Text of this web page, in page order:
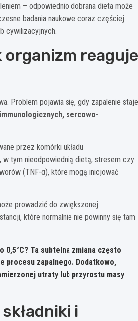
– odpowiednio dobrana dieta może
badania naukowe coraz częściej
cywilizacyjnych.
organizm reaguje
Problem pojawia się, gdy zapalenie staje
sercowo-
przez komórki układu
w tym nieodpowiednią dietą, stresem czy
(TNF-α), które mogą inicjować
prowadzić do zwiększonej
które normalnie nie powinny się tam
0,5°C? Ta subtelna zmiana często
procesu zapalnego. Dodatkowo,
utraty lub przyrostu masy
i